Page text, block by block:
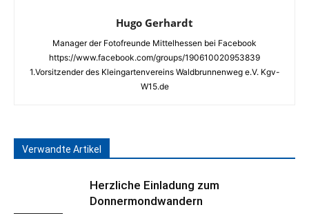
Hugo Gerhardt
Manager der Fotofreunde Mittelhessen bei Facebook
https://www.facebook.com/groups/190610020953839
1.Vorsitzender des Kleingartenvereins Waldbrunnenweg e.V. Kgv-
W15.de
Verwandte Artikel
Herzliche Einladung zum
Donnermondwandern